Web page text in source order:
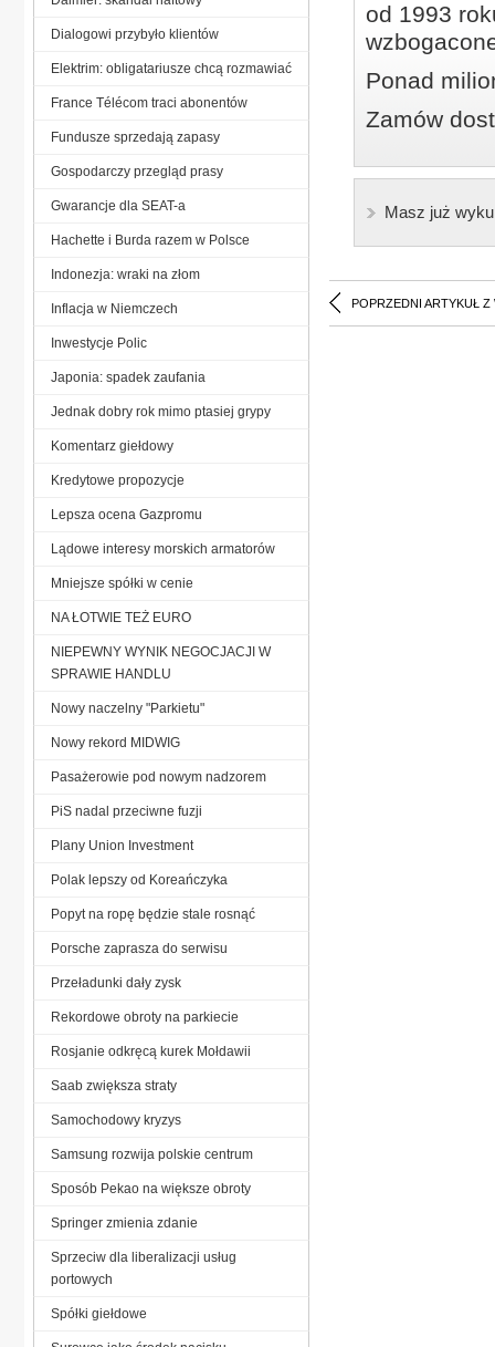
od 1993
Ponad
Zamów
Masz już
POPRZEDNI ARTYKUŁ Z
Dialogowi przybyło klientów
Elektrim: obligatariusze chcą rozmawiać
France Télécom traci abonentów
Fundusze sprzedają zapasy
Gospodarczy przegląd prasy
Gwarancje dla SEAT-a
Hachette i Burda razem w Polsce
Indonezja: wraki na złom
Inflacja w Niemczech
Inwestycje Polic
Japonia: spadek zaufania
Jednak dobry rok mimo ptasiej grypy
Komentarz giełdowy
Kredytowe propozycje
Lepsza ocena Gazpromu
Lądowe interesy morskich armatorów
Mniejsze spółki w cenie
NA ŁOTWIE TEŻ EURO
NIEPEWNY WYNIK NEGOCJACJI W
SPRAWIE HANDLU
Nowy naczelny "Parkietu"
Nowy rekord MIDWIG
Pasażerowie pod nowym nadzorem
PiS nadal przeciwne fuzji
Plany Union Investment
Polak lepszy od Koreańczyka
Popyt na ropę będzie stale rosnąć
Porsche zaprasza do serwisu
Przeładunki dały zysk
Rekordowe obroty na parkiecie
Rosjanie odkręcą kurek Mołdawii
Saab zwiększa straty
Samochodowy kryzys
Samsung rozwija polskie centrum
Sposób Pekao na większe obroty
Springer zmienia zdanie
Sprzeciw dla liberalizacji usług
portowych
Spółki giełdowe